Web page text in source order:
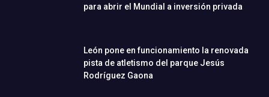
para abrir el Mundial a inversión privada
León pone en funcionamiento la renovada
pista de atletismo del parque Jesús
Rodríguez Gaona